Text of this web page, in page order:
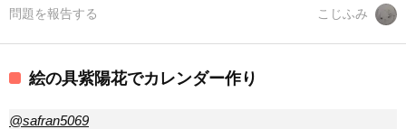
こじふみ
問題を報告する
絵の具紫陽花でカレンダー作り
@safran5069